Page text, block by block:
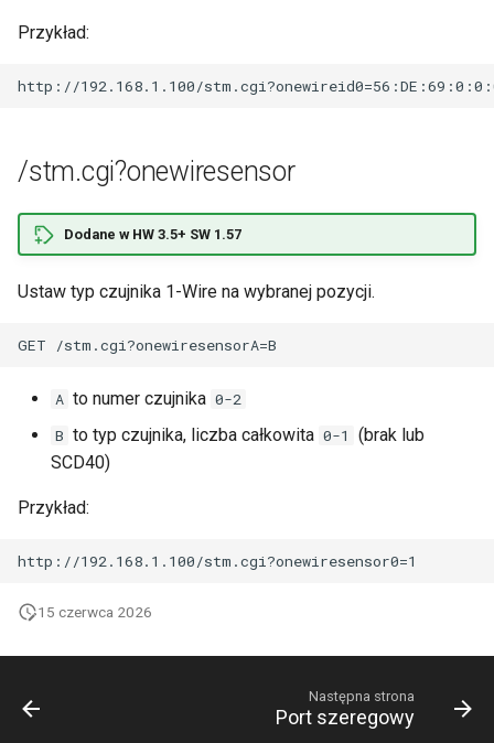
Przykład:
/stm.cgi?onewiresensor
Dodane w HW 3.5+ SW 1.57
Ustaw typ czujnika 1-Wire na wybranej pozycji.
A to numer czujnika 0-2
B to typ czujnika, liczba całkowita 0-1
(brak lub
SCD40)
Przykład:
15 czerwca 2026
Następna strona
Port szeregowy